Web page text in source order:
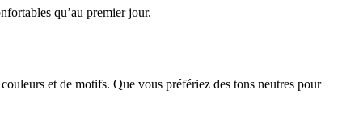
qu’au premier jour.
et de motifs. Que vous préfériez des tons neutres pour